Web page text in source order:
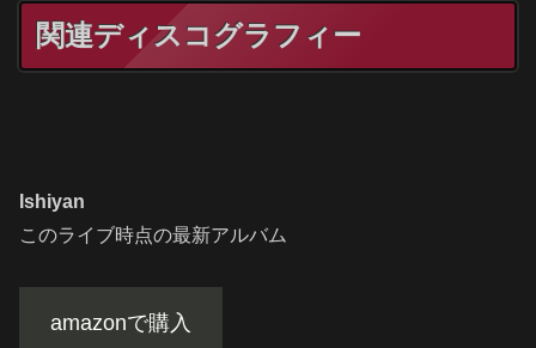
関連ディスコグラフィー
Ishiyan
このライブ時点の最新アルバム
amazonで購入